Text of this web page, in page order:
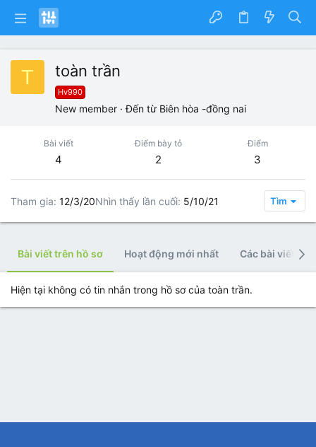
T toàn trần
Hv990
New member · Đến từ Biên hòa -đồng nai
Bài viết
4
Điểm bày tỏ
2
Điểm
3
Tham gia 12/3/20Nhìn thấy lần cuối 5/10/21 Tìm
Bài viết trên hồ sơ Hoạt động mới nhất Các bài viết
Hiện tại không có tin nhắn trong hồ sơ của toàn trần.